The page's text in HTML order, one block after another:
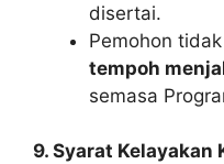
disertai.
Pemohon
tempoh
semasa
9. Syarat